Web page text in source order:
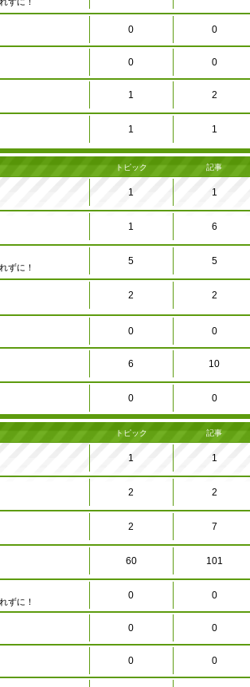
0 0
0 0
1 2
1 1
トピック 記事
1 1
1 6
ずに！
5 5
2 2
0 0
6 10
0 0
トピック 記事
1 1
2 2
2 7
60 101
ずに！
0 0
0 0
0 0